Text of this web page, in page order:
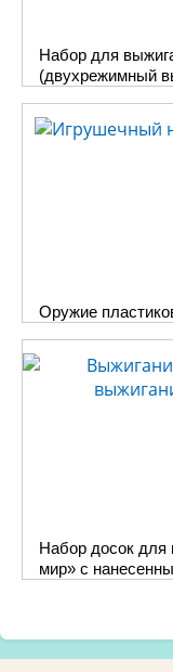
Набор для
(двухрежимный
Оружие
Набор досок для
мир» с